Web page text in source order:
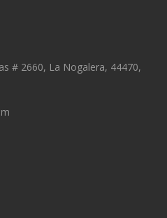
# 2660, La Nogalera, 44470,